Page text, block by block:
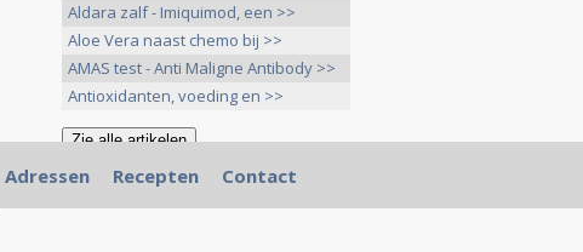
Aldara zalf - Imiquimod, een >>
Aloe Vera naast chemo bij >>
AMAS test - Anti Maligne Antibody >>
Antioxidanten, voeding en >>
Adressen Recepten Contact